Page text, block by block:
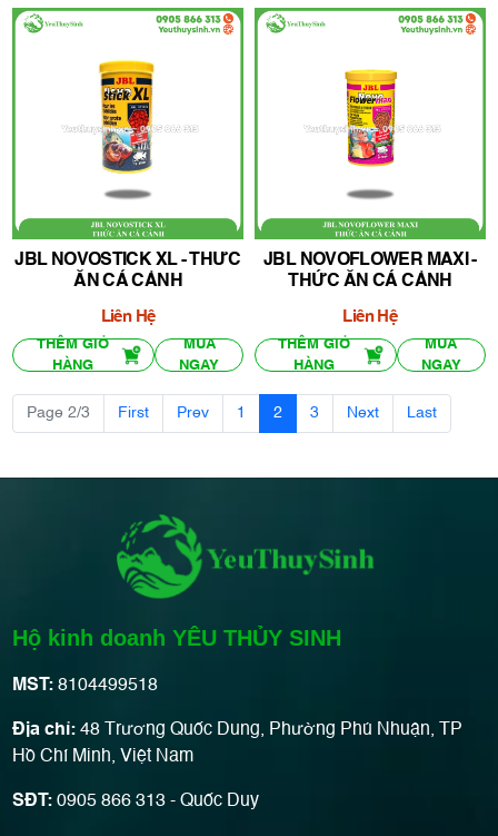
JBL NOVOSTICK XL - THỨC
ĂN CÁ CẢNH
Liên Hệ
THÊM GIỎ
HÀNG
MUA
NGAY
JBL NOVOFLOWER MAXI -
THỨC ĂN CÁ CẢNH
Liên Hệ
THÊM GIỎ
HÀNG
MUA
NGAY
Page 2/3 First Prev 1 2 3 Next Last
Hộ kinh doanh YÊU THỦY SINH
MST: 8104499518
Địa chỉ: 48 Trương Quốc Dung, Phường Phú Nhuận, TP
Hồ Chí Minh, Việt Nam
SĐT: 0905 866 313 - Quốc Duy